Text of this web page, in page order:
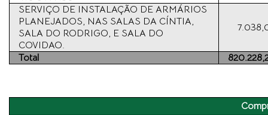
SERVIÇO DE INSTALAÇÃO DE ARMÁRIOS
PLANEJADOS, NAS SALAS DA CÍNTIA,
SALA DO RODRIGO, E SALA DO
COVIDAO.
Total